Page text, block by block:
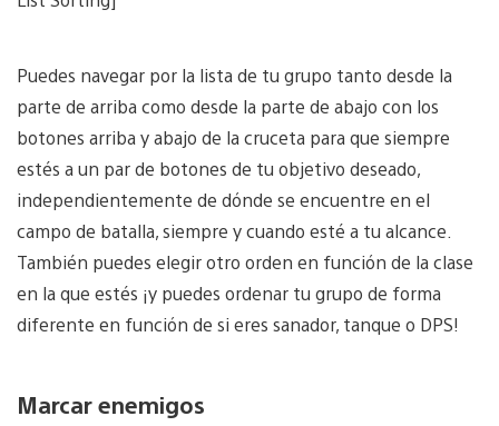
Puedes navegar por la lista de tu grupo tanto desde la
parte de arriba como desde la parte de abajo con los
botones arriba y abajo de la cruceta para que siempre
estés a un par de botones de tu objetivo deseado,
independientemente de dónde se encuentre en el
campo de batalla, siempre y cuando esté a tu alcance.
También puedes elegir otro orden en función de la clase
en la que estés ¡y puedes ordenar tu grupo de forma
diferente en función de si eres sanador, tanque o DPS!
Marcar enemigos